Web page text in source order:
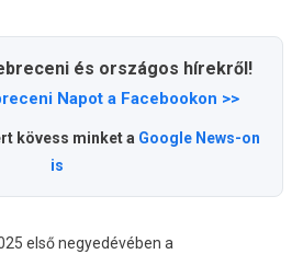
és országos hírekről!
Napot a Facebookon >>
kövess minket a Google News-on
is
első negyedévében a